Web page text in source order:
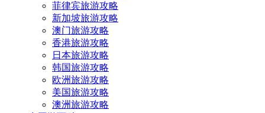
菲律宾旅游攻略
新加坡旅游攻略
澳门旅游攻略
香港旅游攻略
日本旅游攻略
韩国旅游攻略
欧洲旅游攻略
美国旅游攻略
澳洲旅游攻略